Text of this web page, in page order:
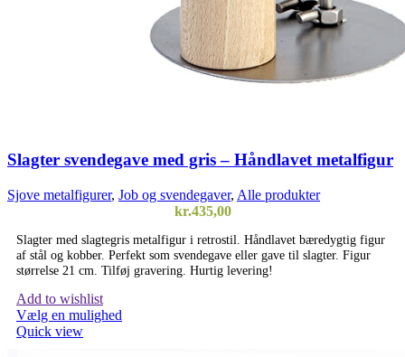
Slagter svendegave med gris – Håndlavet metalfigur
Sjove metalfigurer, Job og svendegaver, Alle produkter
kr.435,00
Slagter med slagtegris metalfigur i retrostil. Håndlavet bæredygtig figur
af stål og kobber. Perfekt som svendegave eller gave til slagter. Figur
størrelse 21 cm. Tilføj gravering. Hurtig levering!
Add to wishlist
Vælg en mulighed
Quick view